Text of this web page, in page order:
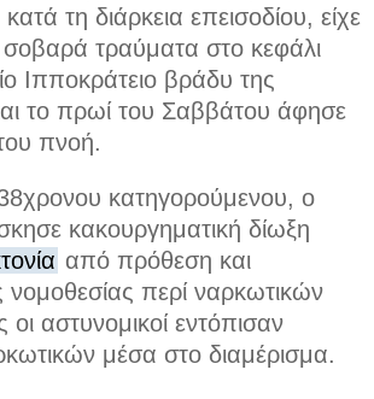
τη διάρκεια επεισοδίου, είχε
σοβαρά τραύματα στο κεφάλι
Ιπποκράτειο βράδυ της
το πρωί του Σαββάτου άφησε
πνοή.
κατηγορούμενου, ο
κακουργηματική δίωξη
από πρόθεση και
περί ναρκωτικών
αστυνομικοί εντόπισαν
μέσα στο διαμέρισμα.